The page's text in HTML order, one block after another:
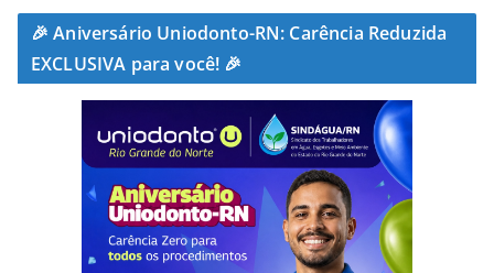
🎉 Aniversário Uniodonto-RN: Carência Reduzida
EXCLUSIVA para você! 🎉